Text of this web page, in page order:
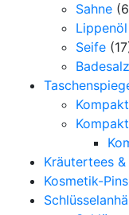
Sahne
Lippenöl
Seife
Badesalz
Kräutertees
Kosmetik-